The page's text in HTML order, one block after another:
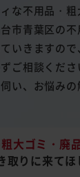
な不用品・
市青葉区の
いきますので
ご相談くだ
い、お悩みの
大ゴミ・廃
取りに来てほ